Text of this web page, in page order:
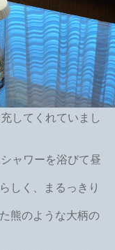
してくれていまし
ャワーを浴びて昼
しく、まるっきり
熊のような大柄の